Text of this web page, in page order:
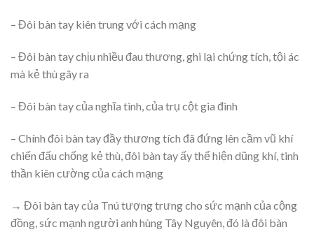
– Đôi bàn tay kiên trung với cách mạng
– Đôi bàn tay chịu nhiều đau thương, ghi lại chứng tích, tội ác
mà kẻ thù gây ra
– Đôi bàn tay của nghĩa tình, của trụ cột gia đình
– Chính đôi bàn tay đầy thương tích đã đứng lên cầm vũ khí
chiến đấu chống kẻ thù, đôi bàn tay ấy thể hiện dũng khí, tinh
thần kiên cường của cách mạng
→ Đôi bàn tay của Tnú tượng trưng cho sức mạnh của cộng
đồng, sức mạnh người anh hùng Tây Nguyên, đó là đôi bàn